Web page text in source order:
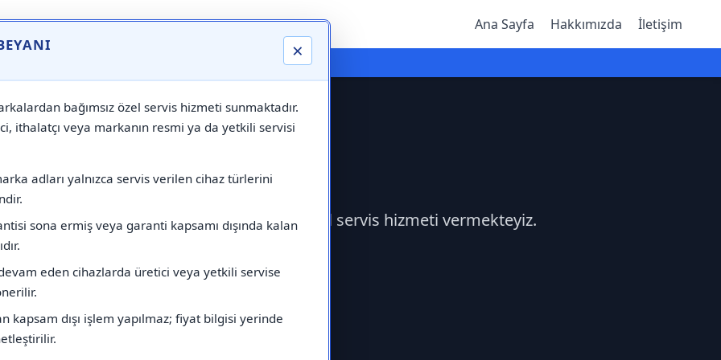
×
bağımsız özel servis hizmeti sunmaktadır.
ithalatçı veya markanın resmi ya da yetkili servisi
adları yalnızca servis verilen cihaz türlerini
sona ermiş veya garanti kapsamı dışında kalan
eden cihazlarda üretici veya yetkili servise
kapsam dışı işlem yapılmaz; fiyat bilgisi yerinde
Ana Sayfa Hakkımızda İletişim
⚠️ Markadan Bağımsız "Özel Servis" Hizmeti
çağırabilirsiniz.Markadan bağımsız özel servis hizmeti vermekteyiz.